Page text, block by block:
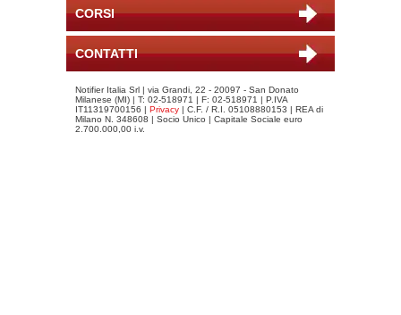
CORSI
CONTATTI
Notifier Italia Srl | via Grandi, 22 - 20097 - San Donato
Milanese (MI) | T: 02-518971 | F: 02-518971 | P.IVA
IT11319700156 | Privacy | C.F. / R.I. 05108880153 | REA di
Milano N. 348608 | Socio Unico | Capitale Sociale euro
2.700.000,00 i.v.